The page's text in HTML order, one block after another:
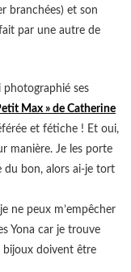
branchées) et son
par une autre de
photographié ses
Max » de Catherine
et fétiche ! Et oui,
manière. Je les porte
du bon, alors ai-je tort
ne peux m’empêcher
Yona car je trouve
bijoux doivent être